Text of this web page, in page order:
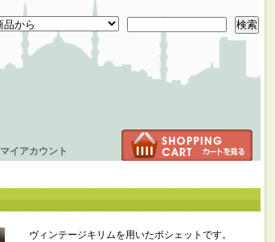
検索
マイアカウント
ヴィンテージキリムを用いたポシェットです。